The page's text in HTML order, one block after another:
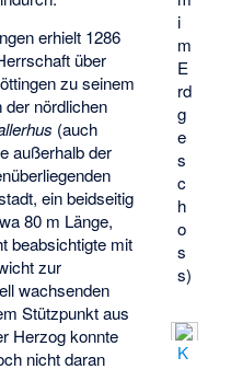
i
m
E
rd
g
e
s
c
h
o
s
s)
K
erhielt 1286
über
zu seinem
nördlichen
(auch
außerhalb der
ein beidseitig
80 m Länge,
beabsichtigte mit
zur
wachsenden
Stützpunkt aus
Herzog konnte
nicht daran